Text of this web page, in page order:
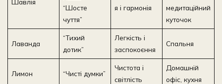
“Шосте
чуття”
я і гармонія
медитаційний
куточок
Лаванда
“Тихий
дотик”
Легкість і
заспокоєння
Спальня
Лимон “Чисті думки”
Чистота і
світлість
Домашній
офіс, кухня